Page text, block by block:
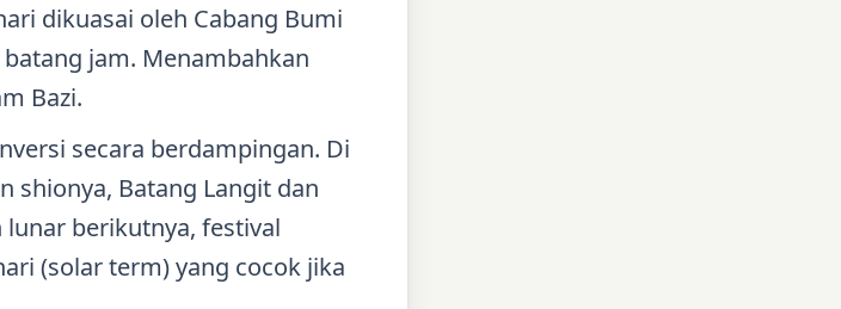
dikuasai oleh Cabang Bumi
jam. Menambahkan
Bazi.
secara berdampingan. Di
shionya, Batang Langit dan
lunar berikutnya, festival
(solar term) yang cocok jika